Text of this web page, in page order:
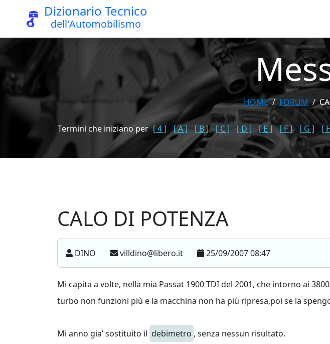
Dizionario Tecnico
dell'Automobilismo
HOME FORUM
Termini che iniziano per [ 4 ] [ A ] [ B ] [ C ] [ D ] [ E ] [ F ] [ G ] [
CALO DI POTENZA
DINO villdino@libero.it 25/09/2007 08:47
Mi capita a volte, nella mia Passat 1900 TDI del 2001, che intorno ai
turbo non funzioni più e la macchina non ha più ripresa,poi se la
Mi anno gia’ sostituito il debimetro , senza nessun risultato.